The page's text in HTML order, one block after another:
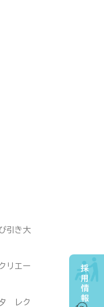
引き大
リエー
レク
採
用
情
報